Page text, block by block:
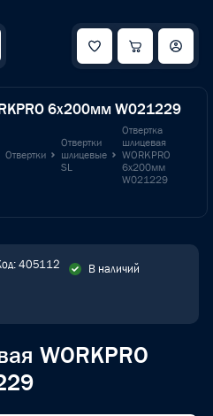
6x200мм W021229
Отвертки
Отвертки
шлицевые
SL
Отвертка
шлицевая
WORKPRO
6x200мм
W021229
405112 В наличий
WORKPRO